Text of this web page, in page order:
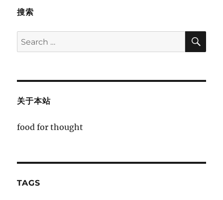
搜索
Search
for:
关于本站
food for thought
TAGS